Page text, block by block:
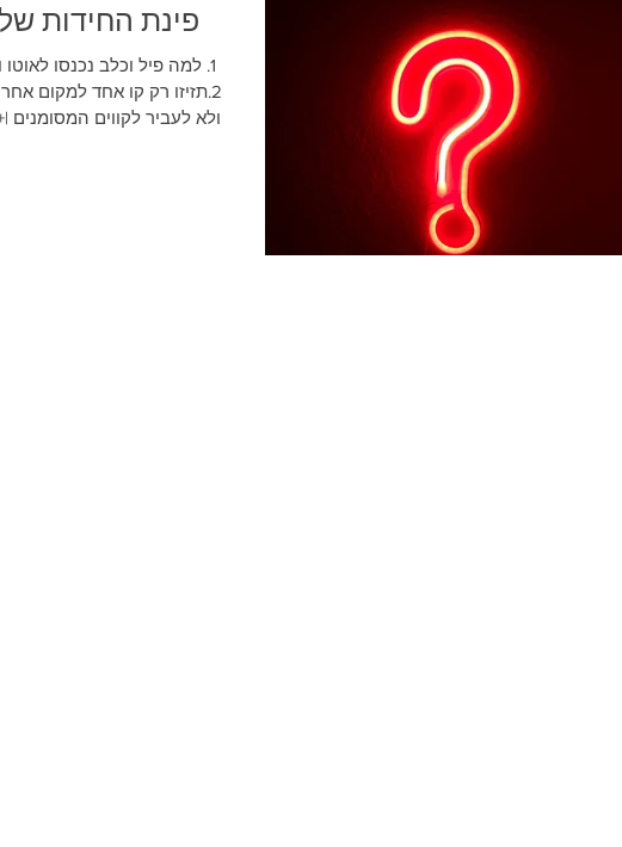
פינת החידות
1. למה פיל וכלב נכנסו
2.תזיזו רק קו אחד